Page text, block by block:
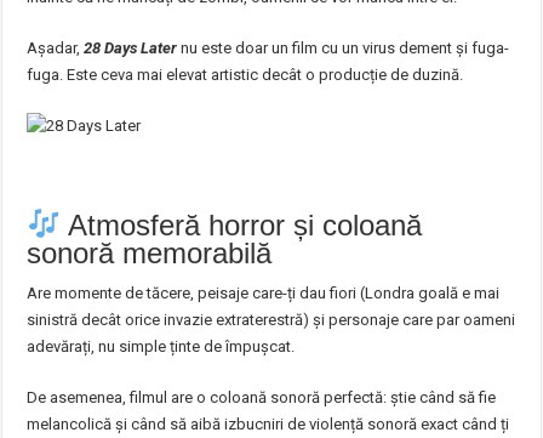
Așadar,28 Days Later nu este doar un film cu un virus dement și fuga-
fuga. Este ceva mai elevat artistic decât o producție de duzină.
Atmosferă horror și coloană
sonoră memorabilă
Are momente de tăcere, peisaje care-ți dau fiori (Londra goală e mai
sinistră decât orice invazie extraterestră) și personaje care par oameni
adevărați, nu simple ținte de împușcat.
De asemenea, filmul are o coloană sonoră perfectă: știe când să fie
melancolică și când să aibă izbucniri de violență sonoră exact când ți